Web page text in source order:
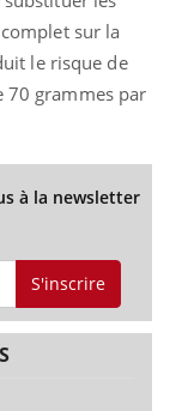
sur la
le risque de
70 grammes par
à la newsletter
S'inscrire